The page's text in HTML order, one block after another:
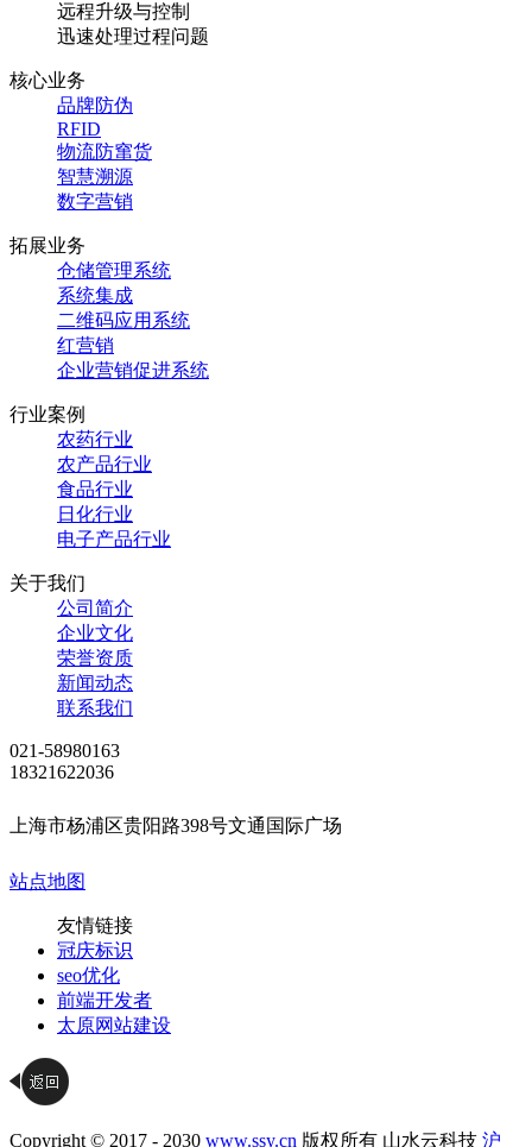
远程升级与控制
迅速处理过程问题
核心业务
品牌防伪
RFID
物流防窜货
智慧溯源
数字营销
拓展业务
仓储管理系统
系统集成
二维码应用系统
红营销
企业营销促进系统
行业案例
农药行业
农产品行业
食品行业
日化行业
电子产品行业
关于我们
公司简介
企业文化
荣誉资质
新闻动态
联系我们
021-58980163
18321622036
上海市杨浦区贵阳路398号文通国际广场
站点地图
友情链接
冠庆标识
seo优化
前端开发者
太原网站建设
Copyright © 2017 - 2030 www.ssy.cn 版权所有 山水云科技 沪